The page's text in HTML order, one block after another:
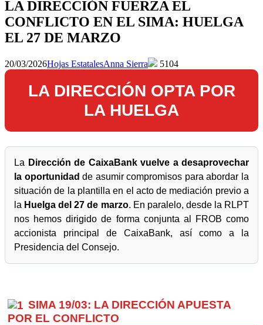
LA DIRECCIÓN FUERZA EL
CONFLICTO EN EL SIMA: HUELGA
EL 27 DE MARZO
20/03/2026Hojas EstatalesAnna Sierra 5104
LA DIRECCIÓN OPTA POR
LA HUELGA
La Dirección de CaixaBank vuelve a desaprovechar
la oportunidad de asumir compromisos para abordar la
situación de la plantilla en el acto de mediación previo a
la Huelga del 27 de marzo. En paralelo, desde la RLPT
nos hemos dirigido de forma conjunta al FROB como
accionista principal de CaixaBank, así como a la
Presidencia del Consejo.
SIMA 19/03: LA DIRECCIÓN APUESTA
POR EL CONFLICTO